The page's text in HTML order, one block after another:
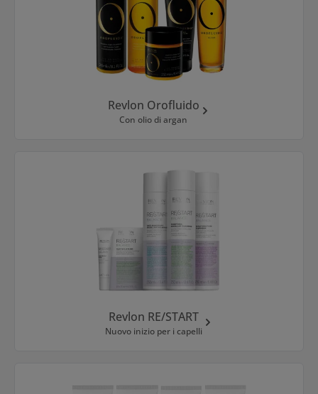
Revlon Orofluido
Con olio di argan
Revlon RE/START
Nuovo inizio per i capelli